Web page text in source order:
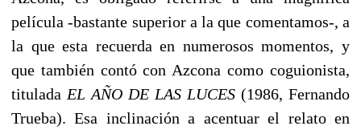
película -bastante superior a la que comentamos-, a
la que esta recuerda en numerosos momentos, y
que también contó con Azcona como coguionista,
titulada EL AÑO DE LAS LUCES (1986, Fernando
Trueba). Esa inclinación a acentuar el relato en